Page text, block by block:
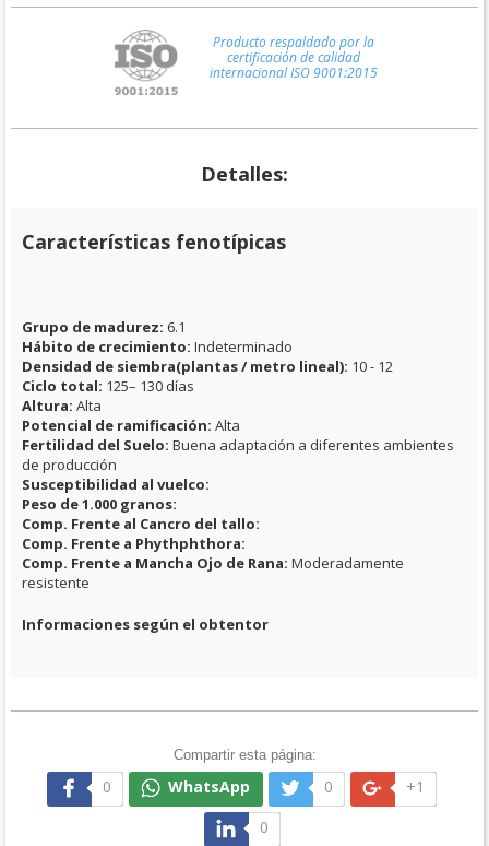
Producto respaldado por la
certificación de calidad
internacional ISO 9001:2015
Detalles:
Características fenotípicas
Grupo de madurez: 6.1
Hábito de crecimiento: Indeterminado
Densidad de siembra(plantas / metro lineal): 10 - 12
Ciclo total: 125– 130 días
Altura: Alta
Potencial de ramificación: Alta
Fertilidad del Suelo: Buena adaptación a diferentes ambientes
de producción
Susceptibilidad al vuelco:
Peso de 1.000 granos:
Comp. Frente al Cancro del tallo:
Comp. Frente a Phythphthora:
Comp. Frente a Mancha Ojo de Rana: Moderadamente
resistente
Informaciones según el obtentor
Compartir esta página:
0 WhatsApp 0
+1
0